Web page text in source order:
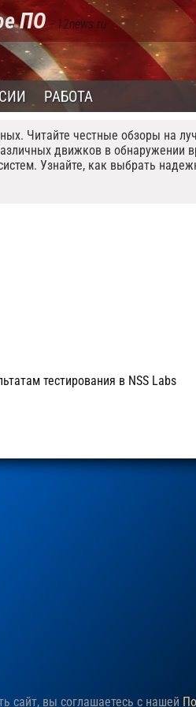
ПО - 12news.ru
РАБОТА
Читайте честные обзоры на
движков в обнаружении
Узнайте, как выбрать
тестирования в NSS Labs
сайт, вы соглашаетесь с нашей